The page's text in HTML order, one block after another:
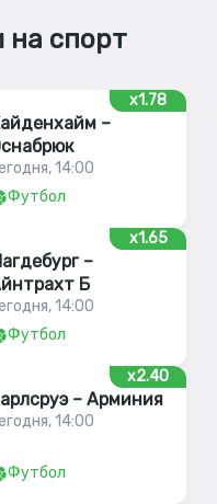
на спорт
x1.78
–
14:00
Футбол
x1.65
–
Б
14:00
Футбол
x2.40
– Арминия
14:00
Футбол